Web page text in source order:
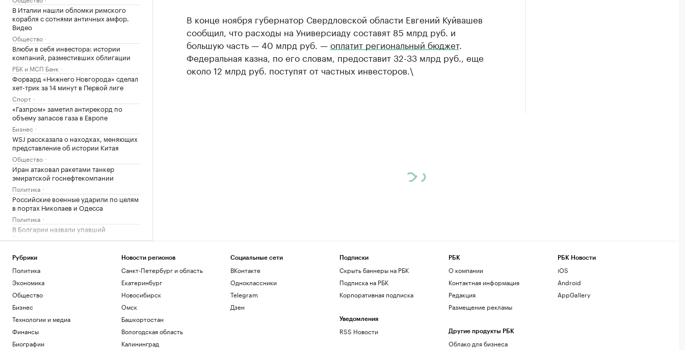
В Италии нашли обломки римского
корабля с сотнями античных амфор.
Видео
Общество
Влюби в себя инвестора: истории
компаний, разместивших облигации
РБК и МСП Банк
Форвард «Нижнего Новгорода» сделал
хет-трик за 14 минут в Первой лиге
Спорт
«Газпром» заметил антирекорд по
объему запасов газа в Европе
Бизнес
WSJ рассказала о находках, меняющих
представление об истории Китая
Общество
Иран атаковал ракетами танкер
эмиратской госнефтекомпании
Политика
Российские военные ударили по целям
в портах Николаев и Одесса
Политика
В Болгарии назвали упавший
В конце ноября губернатор Свердловской области Евгений Куйвашев
сообщил, что расходы на Универсиаду составят 85 млрд руб. и
большую часть — 40 млрд руб. —оплатит региональный бюджет.
Федеральная казна, по его словам, предоставит 32-33 млрд руб., еще
около 12 млрд руб. поступят от частных инвесторов.\
Рубрики
Политика
Экономика
Общество
Бизнес
Технологии и медиа
Финансы
Биографии
Новости регионов
Санкт-Петербург и область
Екатеринбург
Новосибирск
Омск
Башкортостан
Вологодская область
Калининград
Социальные сети
ВКонтакте
Одноклассники
Telegram
Дзен
Подписки
Скрыть баннеры на РБК
Подписка на РБК
Корпоративная подписка
Уведомления
RSS Новости
РБК
О компании
Контактная информация
Редакция
Размещение рекламы
Другие продукты РБК
Облако для бизнеса
РБК Новости
iOS
Android
AppGallery